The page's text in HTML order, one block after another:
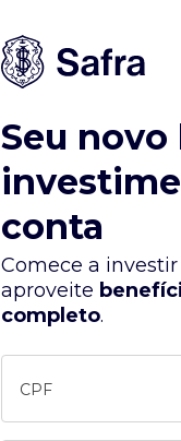
Seu
conta
Comece a
aproveite
completo.
CPF